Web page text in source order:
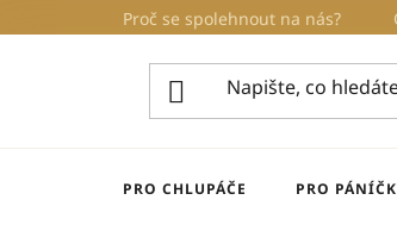
na
Proč se spolehnout na nás?
PRO CHLUPÁČE PRO